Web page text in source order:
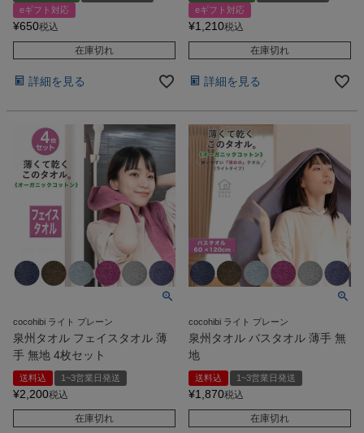
eギフト対応
¥650税込
在庫切れ
詳細を見る
eギフト対応
¥1,210税込
在庫切れ
詳細を見る
cocohibi ライト プレーン
泉州タオル フェイスタオル 薄
手 無地 4枚セット
送料込 1~3営業日発送
¥2,200税込
在庫切れ
cocohibi ライト プレーン
泉州タオル バスタオル 薄手 無
地
送料込 1~3営業日発送
¥1,870税込
在庫切れ